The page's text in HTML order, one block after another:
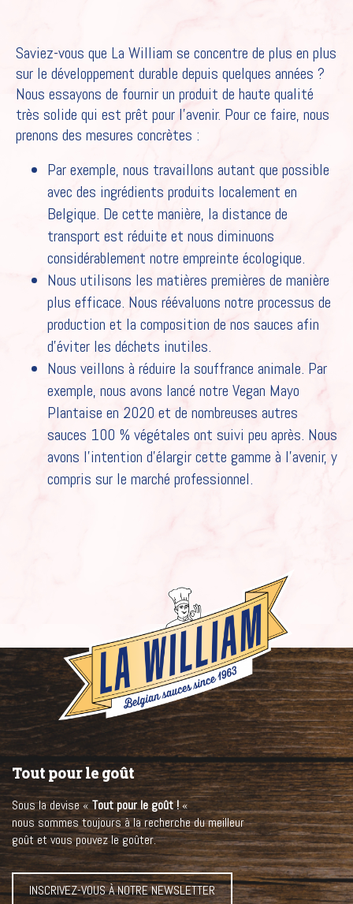
HOME
NOS SAUCES
RECETTES
POUR LES PROFESSIONNELS
FR
NL
Saviez-vous que La William se concentre de plus en plus
sur le développement durable depuis quelques années ?
Nous essayons de fournir un produit de haute qualité
très solide qui est prêt pour l’avenir. Pour ce faire, nous
prenons des mesures concrètes :
Par exemple, nous travaillons autant que possible
avec des ingrédients produits localement en
Belgique. De cette manière, la distance de
transport est réduite et nous diminuons
considérablement notre empreinte écologique.
Nous utilisons les matières premières de manière
plus efficace. Nous réévaluons notre processus de
production et la composition de nos sauces afin
d’éviter les déchets inutiles.
Nous veillons à réduire la souffrance animale. Par
exemple, nous avons lancé notre Vegan Mayo
Plantaise en 2020 et de nombreuses autres
sauces 100 % végétales ont suivi peu après. Nous
avons l’intention d’élargir cette gamme à l’avenir, y
compris sur le marché professionnel.
Tout pour le goût
Sous la devise «Tout pour le goût !«
nous sommes toujours à la recherche du meilleur
goût et vous pouvez le goûter.
INSCRIVEZ-VOUS À NOTRE NEWSLETTER